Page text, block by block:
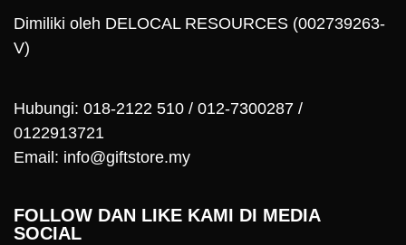
Dimiliki oleh DELOCAL RESOURCES (002739263-
V)
Hubungi: 018-2122 510 / 012-7300287 /
0122913721
Email: info@giftstore.my
FOLLOW DAN LIKE KAMI DI MEDIA
SOCIAL